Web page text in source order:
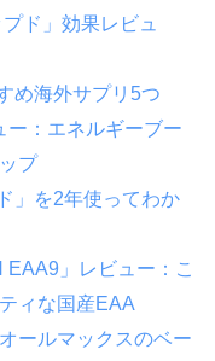
ド」効果レビュ
め海外サプリ5つ
ー：エネルギーブー
プ
」を2年使ってわか
」レビュー：こ
ィな国産EAA
ールマックスのベー